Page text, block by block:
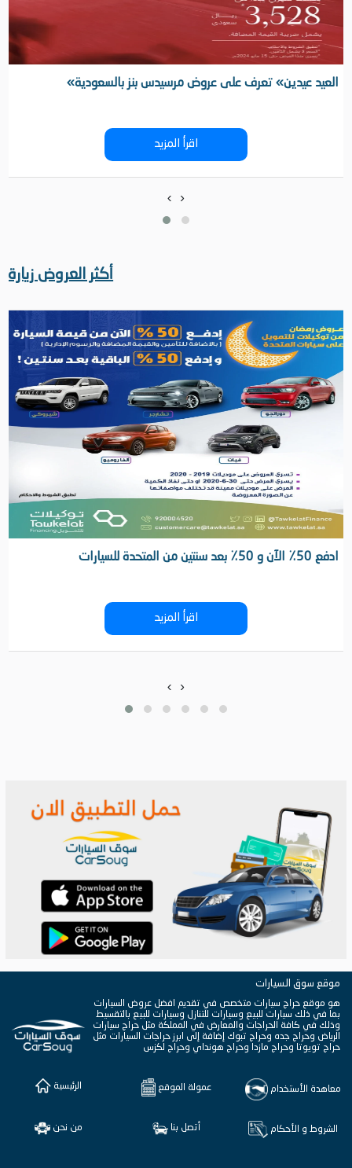
«العيد عيدين» تعرف على عروض مرسيدس بنز بالسعودية
اقرأ المزيد
‹ ›
أكثر العروض زيارة
ادفع 50٪ الآن و 50٪ بعد سنتين من المتحدة للسيارات
اقرأ المزيد
‹ ›
موقع سوق السيارات
هو موقع حراج سيارات متخصص في تقديم افضل عروض السيارات
بما في ذلك سيارات للبيع وسيارات للتنازل وسيارات للبيع بالتقسيط
وذلك في كافة الحراجات والمعارض في المملكة مثل حراج سيارات
الرياض وحراج جده وحراج تبوك إضافة إلى ابرز حراجات السيارات مثل
حراج تويوتا وحراج مازدا وحراج هونداي وحراج لكزس
معاهدة الأستخدام عمولة الموقع الرئيسية
الشروط و الأحكام أتصل بنا من نحن